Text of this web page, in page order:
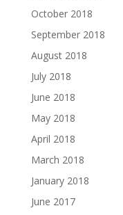
October 2018
September 2018
August 2018
July 2018
June 2018
May 2018
April 2018
March 2018
January 2018
June 2017